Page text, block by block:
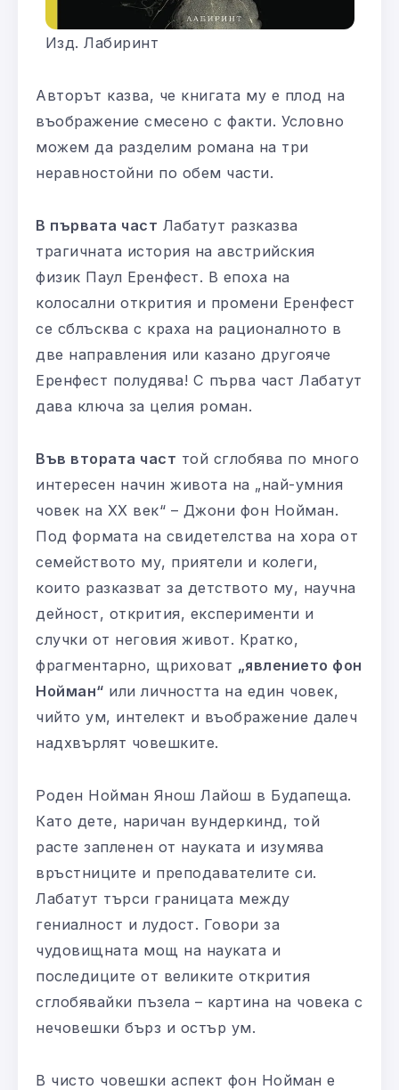
Изд. Лабиринт
Авторът казва, че книгата му е плод на
въображение смесено с факти. Условно
можем да разделим романа на три
неравностойни по обем части.
В първата част Лабатут разказва
трагичната история на австрийския
физик Паул Еренфест. В епоха на
колосални открития и промени Еренфест
се сблъсква с краха на рационалното в
две направления или казано другояче
Еренфест полудява! С първа част Лабатут
дава ключа за целия роман.
Във втората част той сглобява по много
интересен начин живота на „най-умния
човек на ХХ век“ – Джони фон Нойман.
Под формата на свидетелства на хора от
семейството му, приятели и колеги,
които разказват за детството му, научна
дейност, открития, експерименти и
случки от неговия живот. Кратко,
фрагментарно, щриховат „явлението фон
Нойман“ или личността на един човек,
чийто ум, интелект и въображение далеч
надхвърлят човешките.
Роден Нойман Янош Лайош в Будапеща.
Като дете, наричан вундеркинд, той
расте запленен от науката и изумява
връстниците и преподавателите си.
Лабатут търси границата между
гениалност и лудост. Говори за
чудовищната мощ на науката и
последиците от великите открития
сглобявайки пъзела – картина на човека с
нечовешки бърз и остър ум.
В чисто човешки аспект фон Нойман е